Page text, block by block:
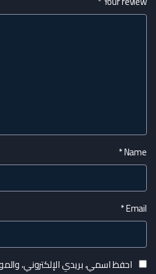
Name
*
Email
*
احفظ اسمي، بريدي الإلكتروني،